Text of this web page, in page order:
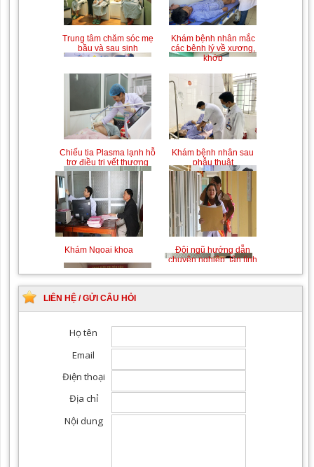
Trung tâm chăm sóc mẹ
bầu và sau sinh
Khám bệnh nhân mắc
các bệnh lý về xương,
khớp
Chiếu tia Plasma lạnh hỗ
trợ điều trị vết thương
Khám bệnh nhân sau
phẫu thuật
Khám Ngoại khoa
Đội ngũ hướng dẫn
chuyên nghiệp, tận tình
LIÊN HỆ / GỬI CÂU HỎI